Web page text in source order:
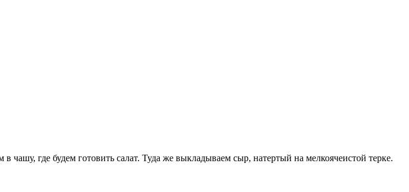
где будем готовить салат. Туда же выкладываем сыр, натертый на мелкоячеистой терке.